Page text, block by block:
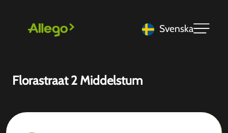
Svenska
Florastraat 2 Middelstum